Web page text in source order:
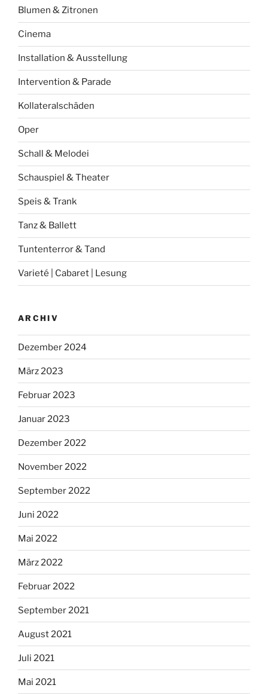
Blumen & Zitronen
Cinema
Installation & Ausstellung
Intervention & Parade
Kollateralschäden
Oper
Schall & Melodei
Schauspiel & Theater
Speis & Trank
Tanz & Ballett
Tuntenterror & Tand
Varieté | Cabaret | Lesung
ARCHIV
Dezember 2024
März 2023
Februar 2023
Januar 2023
Dezember 2022
November 2022
September 2022
Juni 2022
Mai 2022
März 2022
Februar 2022
September 2021
August 2021
Juli 2021
Mai 2021